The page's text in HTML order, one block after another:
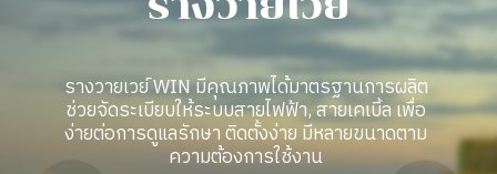
รางวายเวย์ WIN มีคุณภาพได้มาตรฐานการผลิต
ช่วยจัดระเบียบให้ระบบสายไฟฟ้า, สายเคเบิ้ล เพื่อ
ง่ายต่อการดูแลรักษา ติดตั้งง่าย มีหลายขนาดตาม
ความต้องการใช้งาน